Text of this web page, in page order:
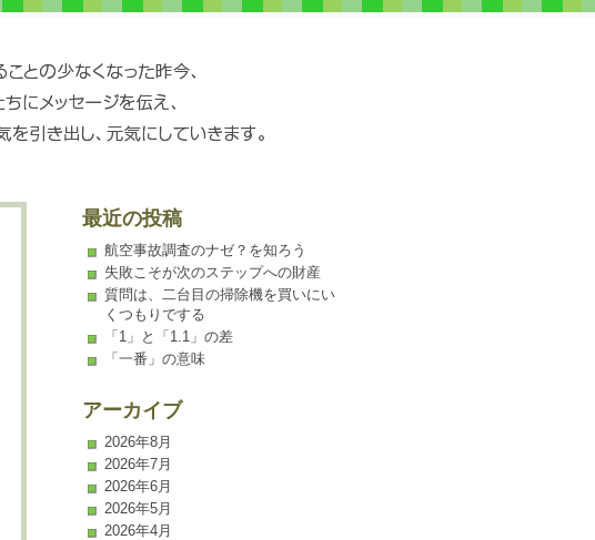
最近の投稿
航空事故調査のナゼ？を知ろう
失敗こそが次のステップへの財産
質問は、二台目の掃除機を買いにい
くつもりでする
「1」と「1.1」の差
「一番」の意味
アーカイブ
2026年8月
2026年7月
2026年6月
2026年5月
2026年4月